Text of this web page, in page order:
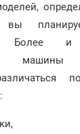
Более
машины